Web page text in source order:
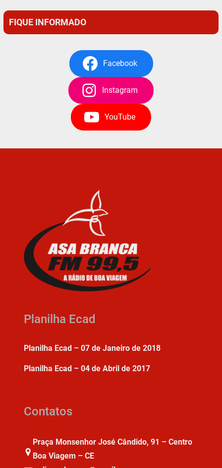
FIQUE INFORMADO
Facebook
Instagram
YouTube
Planilha Ecad
Planilha Ecad – 07 de Janeiro de 2018
Planilha Ecad – 04 de Abril de 2017
Contatos
Praça Monsenhor José Cândido, 91 – Centro
Boa Viagem – CE